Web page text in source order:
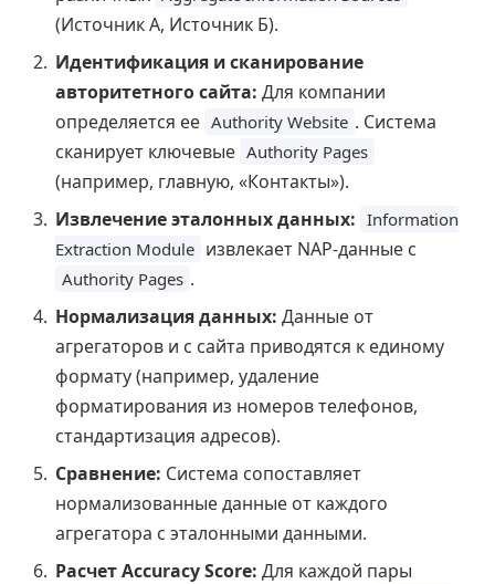
(Источник А, Источник Б).
Идентификация и сканирование
авторитетного сайта: Для компании
определяется ее Authority Website . Система
сканирует ключевые Authority Pages
(например, главную, «Контакты»).
Извлечение эталонных данных: Information
Extraction Module извлекает NAP-данные с
Authority Pages .
Нормализация данных: Данные от
агрегаторов и с сайта приводятся к единому
формату (например, удаление
форматирования из номеров телефонов,
стандартизация адресов).
Сравнение: Система сопоставляет
нормализованные данные от каждого
агрегатора с эталонными данными.
Расчет Accuracy Score: Для каждой пары